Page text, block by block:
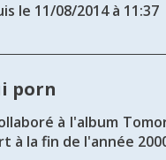
le 11/08/2014 à 11:37
porn
à l'album
à la fin de l'année